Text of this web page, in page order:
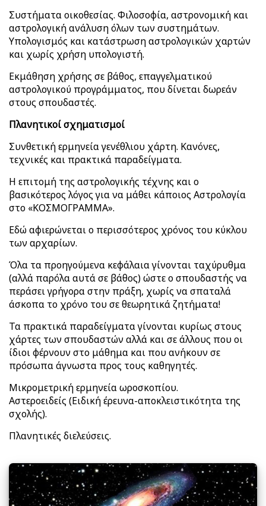
Συστήματα οικοθεσίας. Φιλοσοφία, αστρονομική και
αστρολογική ανάλυση όλων των συστημάτων.
Υπολογισμός και κατάστρωση αστρολογικών χαρτών
και χωρίς χρήση υπολογιστή.
Εκμάθηση χρήσης σε βάθος, επαγγελματικού
αστρολογικού προγράμματος, που δίνεται δωρεάν
στους σπουδαστές.
Πλανητικοί σχηματισμοί
Συνθετική ερμηνεία γενέθλιου χάρτη. Κανόνες,
τεχνικές και πρακτικά παραδείγματα.
Η επιτομή της αστρολογικής τέχνης και ο
βασικότερος λόγος για να μάθει κάποιος Αστρολογία
στο «ΚΟΣΜΟΓΡΑΜΜΑ».
Εδώ αφιερώνεται ο περισσότερος χρόνος του κύκλου
των αρχαρίων.
Όλα τα προηγούμενα κεφάλαια γίνονται ταχύρυθμα
(αλλά παρόλα αυτά σε βάθος) ώστε ο σπουδαστής να
περάσει γρήγορα στην πράξη, χωρίς να σπαταλά
άσκοπα το χρόνο του σε θεωρητικά ζητήματα!
Τα πρακτικά παραδείγματα γίνονται κυρίως στους
χάρτες των σπουδαστών αλλά και σε άλλους που οι
ίδιοι φέρνουν στο μάθημα και που ανήκουν σε
πρόσωπα άγνωστα προς τους καθηγητές.
Μικρομετρική ερμηνεία ωροσκοπίου.
Αστεροειδείς (Ειδική έρευνα-αποκλειστικότητα της
σχολής).
Πλανητικές διελεύσεις.